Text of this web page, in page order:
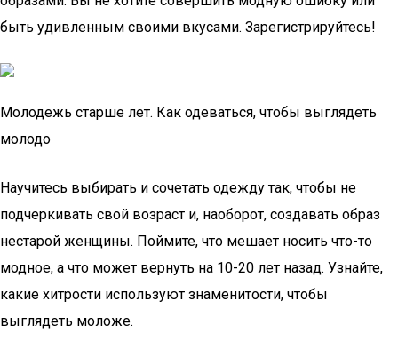
быть удивленным своими вкусами. Зарегистрируйтесь!
Молодежь старше лет. Как одеваться, чтобы выглядеть
молодо
Научитесь выбирать и сочетать одежду так, чтобы не
подчеркивать свой возраст и, наоборот, создавать образ
нестарой женщины. Поймите, что мешает носить что-то
модное, а что может вернуть на 10-20 лет назад. Узнайте,
какие хитрости используют знаменитости, чтобы
выглядеть моложе.